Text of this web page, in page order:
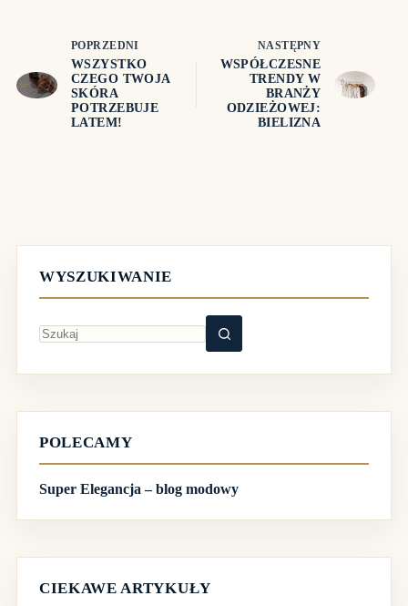
POPRZEDNI
WSZYSTKO
CZEGO TWOJA
SKÓRA
POTRZEBUJE
LATEM!
NASTĘPNY
WSPÓŁCZESNE
TRENDY W
BRANŻY
ODZIEŻOWEJ:
BIELIZNA
WYSZUKIWANIE
wyników
POLECAMY
Super Elegancja – blog modowy
CIEKAWE ARTYKUŁY